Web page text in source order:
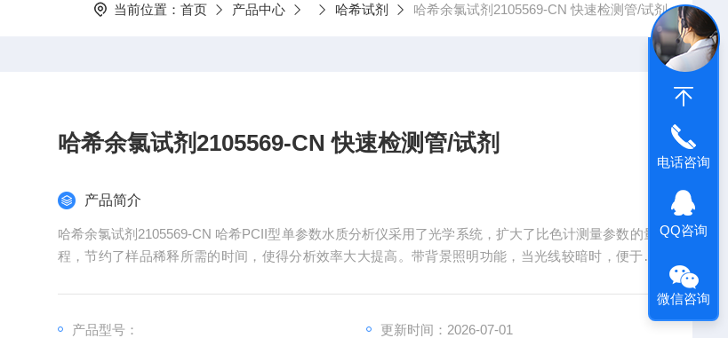
当前位置： 首页 产品中心 哈希试剂 哈希余氯试剂2105569-CN 快速检测管/试剂
哈希余氯试剂2105569-CN 快速检测管/试剂
产品简介
哈希余氯试剂2105569-CN 哈希PCII型单参数水质分析仪采用了光学系统，扩大了比色计测量参数的量
程，节约了样品稀释所需的时间，使得分析效率大大提高。带背景照明功能，当光线较暗时，便于查
产品型号： 更新时间：2026-07-01
电话咨询
QQ咨询
微信咨询